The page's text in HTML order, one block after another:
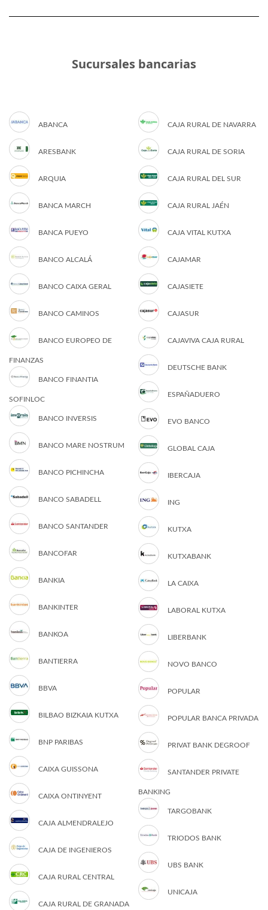
Sucursales bancarias
ABANCA
ARESBANK
ARQUIA
BANCA MARCH
BANCA PUEYO
BANCO ALCALÁ
BANCO CAIXA GERAL
BANCO CAMINOS
BANCO EUROPEO DE
FINANZAS
BANCO FINANTIA
SOFINLOC
BANCO INVERSIS
BANCO MARE NOSTRUM
BANCO PICHINCHA
BANCO SABADELL
BANCO SANTANDER
BANCOFAR
BANKIA
BANKINTER
BANKOA
BANTIERRA
BBVA
BILBAO BIZKAIA KUTXA
BNP PARIBAS
CAIXA GUISSONA
CAIXA ONTINYENT
CAJA ALMENDRALEJO
CAJA DE INGENIEROS
CAJA RURAL CENTRAL
CAJA RURAL DE GRANADA
CAJA RURAL DE NAVARRA
CAJA RURAL DE SORIA
CAJA RURAL DEL SUR
CAJA RURAL JAÉN
CAJA VITAL KUTXA
CAJAMAR
CAJASIETE
CAJASUR
CAJAVIVA CAJA RURAL
DEUTSCHE BANK
ESPAÑADUERO
EVO BANCO
GLOBAL CAJA
IBERCAJA
ING
KUTXA
KUTXABANK
LA CAIXA
LABORAL KUTXA
LIBERBANK
NOVO BANCO
POPULAR
POPULAR BANCA PRIVADA
PRIVAT BANK DEGROOF
SANTANDER PRIVATE
BANKING
TARGOBANK
TRIODOS BANK
UBS BANK
UNICAJA